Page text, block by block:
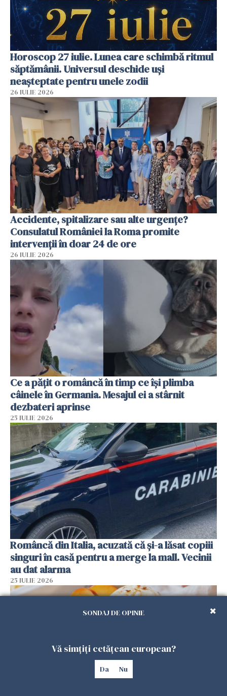
Horoscop 27 iulie. Lunea care schimbă ritmul
săptămânii. Universul deschide uși
neașteptate pentru unele zodii
26 IULIE 2026
Accidente, spitalizare sau alte urgențe?
Consulatul României la Roma promite
intervenții în doar 24 de ore
26 IULIE 2026
Ce a pățit o româncă în timp ce își plimba
câinele în Germania. Mesajul ei a stârnit
dezbateri aprinse
25 IULIE 2026
Româncă din Italia, acuzată că și-a lăsat copiii
singuri în casă pentru a merge la mall. Vecinii
au dat alarma
25 IULIE 2026
SONDAJ DE OPINIE
Vă simțiți cetățean european?
Da Nu